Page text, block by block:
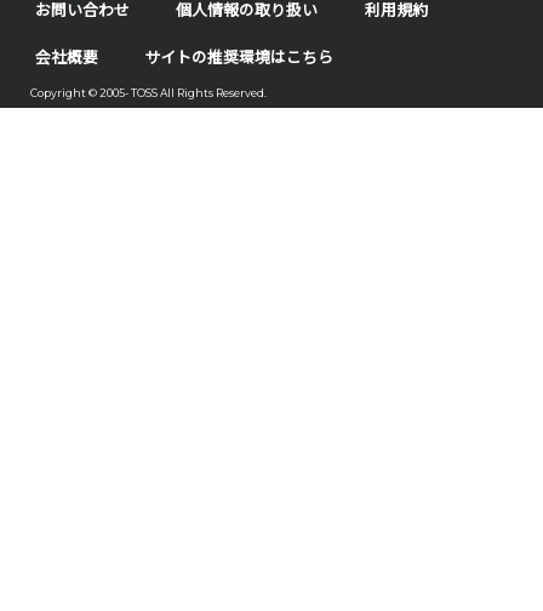
お問い合わせ 個人情報の取り扱い 利用規約
会社概要 サイトの推奨環境はこちら
Copyright © 2005- TOSS All Rights Reserved.